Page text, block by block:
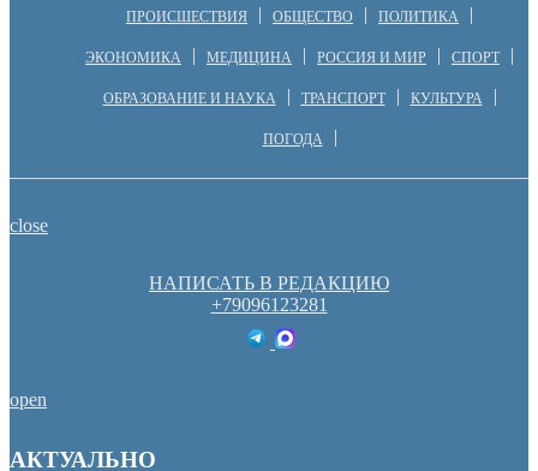
ПРОИСШЕСТВИЯ ОБЩЕСТВО ПОЛИТИКА
ЭКОНОМИКА МЕДИЦИНА РОССИЯ И МИР СПОРТ
ОБРАЗОВАНИЕ И НАУКА ТРАНСПОРТ КУЛЬТУРА
ПОГОДА
close
НАПИСАТЬ В РЕДАКЦИЮ
+79096123281
open
АКТУАЛЬНО